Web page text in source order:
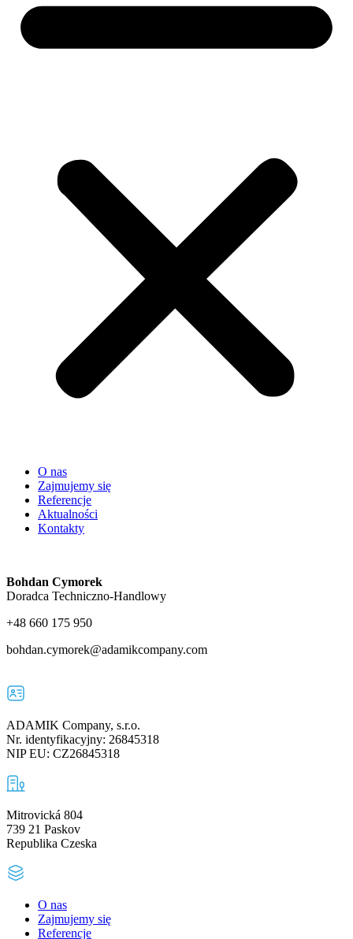
O nas
Zajmujemy się
Referencje
Aktualności
Kontakty
Bohdan Cymorek
Doradca Techniczno-Handlowy
+48 660 175 950
bohdan.cymorek@adamikcompany.com
ADAMIK Company, s.r.o.
Nr. identyfikacyjny: 26845318
NIP EU: CZ26845318
Mitrovická 804
739 21 Paskov
Republika Czeska
O nas
Zajmujemy się
Referencje